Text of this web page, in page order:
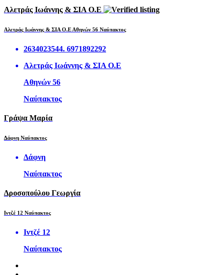
Αλετράς Ιωάννης & ΣΙΑ Ο.Ε
Αλετράς Ιωάννης & ΣΙΑ Ο.Ε Αθηνών 56 Ναύπακτος
2634023544. 6971892292
Αλετράς Ιωάννης & ΣΙΑ Ο.Ε
Αθηνών 56
Ναύπακτος
Γράψα Μαρία
Δάφνη Ναύπακτος
Δάφνη
Ναύπακτος
Δροσοπούλου Γεωργία
Ιντζέ 12 Ναύπακτος
Ιντζέ 12
Ναύπακτος